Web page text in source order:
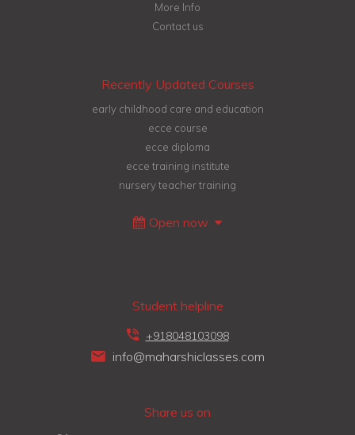
More Info
Contact us
Recently Updated Courses
early childhood care and education
ecce course
ecce diploma
ecce training institute
nursery teacher training
Open now
Student helpline
+918048103098
info@maharshiclasses.com
Share us on